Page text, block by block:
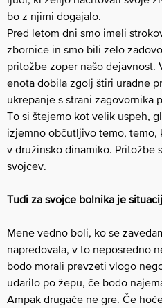
bo z njimi dogajalo.
Pred letom dni smo imeli
zbornice in smo bili zelo
pritožbe zoper našo dejavnost.
enota dobila zgolj štiri uradne
ukrepanje s strani zagovornika
To si štejemo kot velik uspeh,
izjemno občutljivo temo, temo,
v družinsko dinamiko. Pritožbe
svojcev.
Tudi za svojce bolnika je
Mene vedno boli, ko se
napredovala, v to neposredno
bodo morali prevzeti vlogo
udarilo po žepu, če bodo
Ampak drugače ne gre. Če